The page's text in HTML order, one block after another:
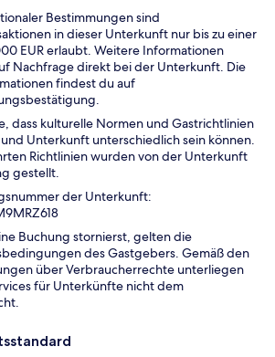
Bestimmungen sind
in dieser Unterkunft nur bis zu einer
EUR erlaubt. Weitere Informationen
Nachfrage direkt bei der Unterkunft. Die
findest du auf
dass kulturelle Normen und Gastrichtlinien
und Unterkunft unterschiedlich sein können.
Richtlinien wurden von der Unterkunft
gestellt.
der Unterkunft:
Buchung stornierst, gelten die
des Gastgebers. Gemäß den
über Verbraucherrechte unterliegen
für Unterkünfte nicht dem